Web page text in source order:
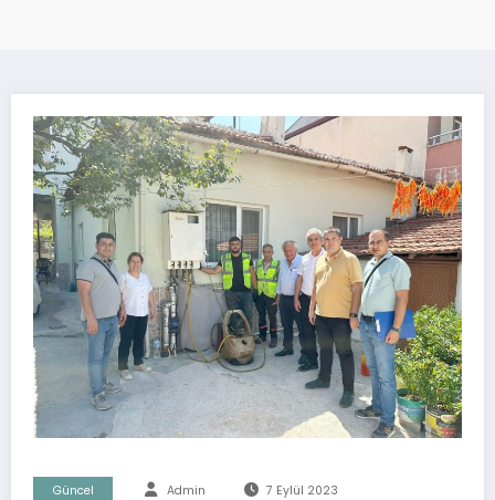
Güncel Admin 7 Eylül 2023